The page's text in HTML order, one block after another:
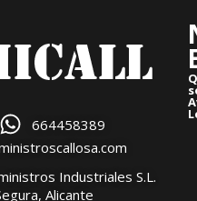
664458389
Industriales S.L.
Alicante